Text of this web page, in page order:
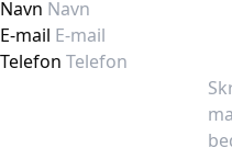
Navn
E-mail
Telefon